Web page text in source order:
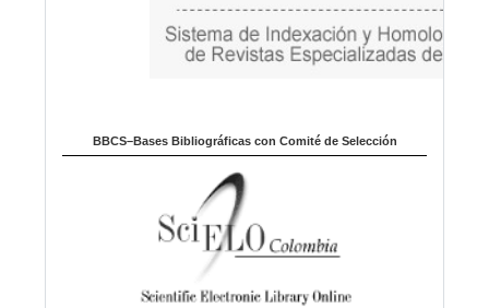
BBCS–Bases Bibliográficas con Comité de Selección